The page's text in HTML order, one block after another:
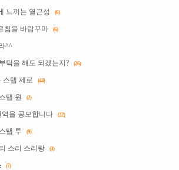
느끼는 열근성 (6)
침을 바랍꾸마 (6)
^^
탁을 해도 되겠는지? (26)
스텝 제로 (44)
탭 원 (2)
을 공모합니다 (22)
탭 투 (9)
스리 스리랑 (3)
(7)